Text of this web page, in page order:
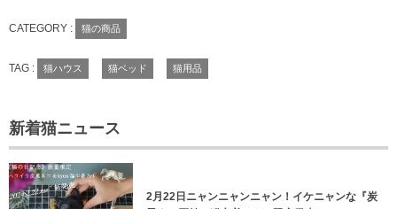
CATEGORY : 猫の商品
TAG : 猫ハウス 猫ベッド 猫用品
新着猫ニュース
2月22日ニャンニャンニャン！イケニャンな『炭